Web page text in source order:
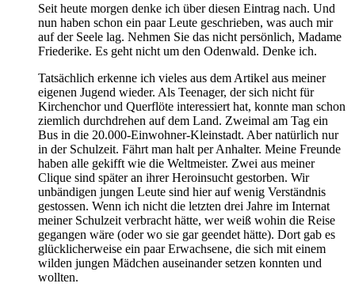
Seit heute morgen denke ich über diesen Eintrag nach. Und
nun haben schon ein paar Leute geschrieben, was auch mir
auf der Seele lag. Nehmen Sie das nicht persönlich, Madame
Friederike. Es geht nicht um den Odenwald. Denke ich.
Tatsächlich erkenne ich vieles aus dem Artikel aus meiner
eigenen Jugend wieder. Als Teenager, der sich nicht für
Kirchenchor und Querflöte interessiert hat, konnte man schon
ziemlich durchdrehen auf dem Land. Zweimal am Tag ein
Bus in die 20.000-Einwohner-Kleinstadt. Aber natürlich nur
in der Schulzeit. Fährt man halt per Anhalter. Meine Freunde
haben alle gekifft wie die Weltmeister. Zwei aus meiner
Clique sind später an ihrer Heroinsucht gestorben. Wir
unbändigen jungen Leute sind hier auf wenig Verständnis
gestossen. Wenn ich nicht die letzten drei Jahre im Internat
meiner Schulzeit verbracht hätte, wer weiß wohin die Reise
gegangen wäre (oder wo sie gar geendet hätte). Dort gab es
glücklicherweise ein paar Erwachsene, die sich mit einem
wilden jungen Mädchen auseinander setzen konnten und
wollten.